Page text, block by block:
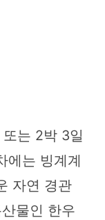
는 2박 3일
에는 빙계계
자연 경관
물인 한우